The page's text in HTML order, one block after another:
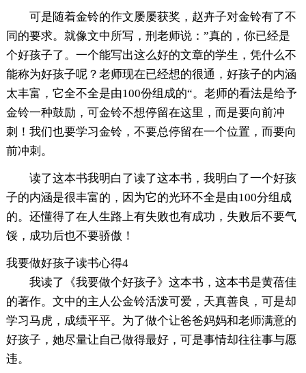
可是随着金铃的作文屡屡获奖，赵卉子对金铃有了不
同的要求。就像文中所写，刑老师说：”真的，你已经是
个好孩子了。一个能写出这么好的文章的学生，凭什么不
能称为好孩子呢？老师现在已经想的很通，好孩子的内涵
太丰富，它全不全是由100份组成的“。老师的看法是给予
金铃一种鼓励，可金铃不想停留在这里，而是要向前冲
刺！我们也要学习金铃，不要总停留在一个位置，而要向
前冲刺。
读了这本书我明白了读了这本书，我明白了一个好孩
子的内涵是很丰富的，因为它的光环不全是由100分组成
的。还懂得了在人生路上有失败也有成功，失败后不要气
馁，成功后也不要骄傲！
我要做好孩子读书心得4
我读了《我要做个好孩子》这本书，这本书是黄蓓佳
的著作。文中的主人公金铃活泼可爱，天真善良，可是却
学习马虎，成绩平平。为了做个让爸爸妈妈和老师满意的
好孩子，她尽量让自己做得最好，可是事情却往往事与愿
违。